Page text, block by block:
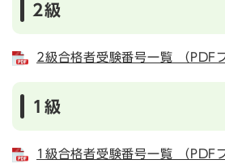
2級
2級合格者受験番号一覧 （PDF
1級
1級合格者受験番号一覧 （PDF